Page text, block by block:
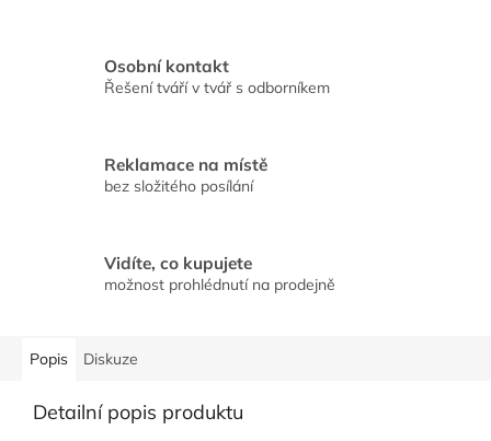
Osobní kontakt
Řešení tváří v tvář s odborníkem
Reklamace na místě
bez složitého posílání
Vidíte, co kupujete
možnost prohlédnutí na prodejně
Popis Diskuze
Detailní popis produktu